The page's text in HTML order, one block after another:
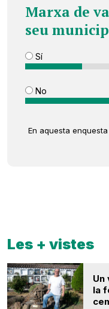
Marxa de
seu
Sí
No
En aquesta
Les + vistes
Un
la